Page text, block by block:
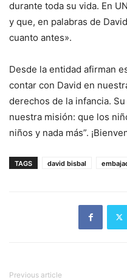
durante toda su vida. En
y que, en palabras de
cuanto antes».
Desde la entidad afirman
contar con David en
derechos de la infancia.
nuestra misión: que los
niños y nada más”.
TAGS david bisbal
Previous article